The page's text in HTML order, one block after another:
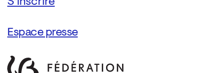
Espace presse